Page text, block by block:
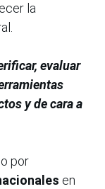
la
evaluar
y de cara a
por
en